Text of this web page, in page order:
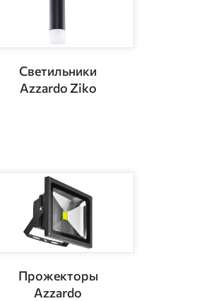
Светильники
Azzardo Ziko
Прожекторы
Azzardo